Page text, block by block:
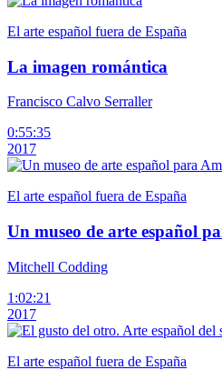
El arte español fuera de España
La imagen romántica
Francisco Calvo Serraller
0:55:35
2017
El arte español fuera de España
Un museo de arte español
Mitchell Codding
1:02:21
2017
El arte español fuera de España